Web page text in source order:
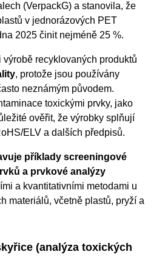
(VerpackG) a stanovila, že
v jednorázových PET
2025 činit nejméně 25 %.
výrobě recyklovaných produktů
, protože jsou používány
neznámým původem.
toxickými prvky, jako
ověřit, že výrobky splňují
ELV a dalších předpisů.
příklady screeningové
a prvkové analýzy
a kvantitativními metodami u
materiálů, včetně plastů, pryží a
(analýza toxických